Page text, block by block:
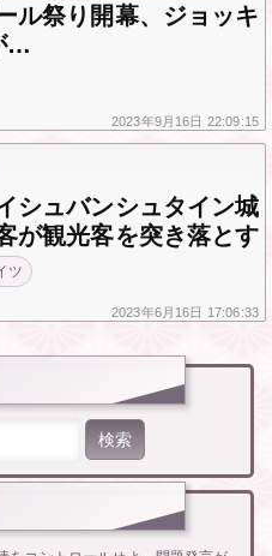
ル祭り開幕、ジョッキ
…
2023年9月16日 22:09:15
シュバンシュタイン城
が観光客を突き落とす
ツ
2023年6月16日 17:06:33